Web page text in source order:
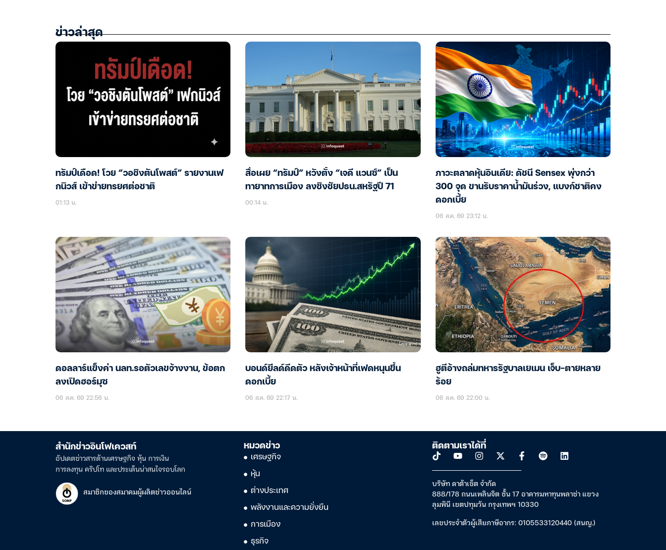
ข่าวล่าสุด
ทรัมป์เดือด! โวย “วอชิงตันโพสต์” รายงานเฟ
กนิวส์ เข้าข่ายทรยศต่อชาติ
01:13 น.
สื่อเผย “ทรัมป์” หวังตั้ง “เจดี แวนซ์” เป็น
ทายาทการเมือง ลงชิงชัยปธน.สหรัฐปี 71
00:14 น.
ภาวะตลาดหุ้นอินเดีย: ดัชนี Sensex พุ่งกว่า
300 จุด ขานรับราคาน้ำมันร่วง, แบงก์ชาติคง
ดอกเบี้ย
06 ส.ค. 69 23:12 น.
ดอลลาร์แข็งค่า นลท.รอตัวเลขจ้างงาน, ข้อตก
ลงเปิดฮอร์มุซ
06 ส.ค. 69 22:56 น.
บอนด์ยีลด์ดีดตัว หลังเจ้าหน้าที่เฟดหนุนขึ้น
ดอกเบี้ย
06 ส.ค. 69 22:17 น.
ฮูตีอ้างถล่มทหารรัฐบาลเยเมน เจ็บ-ตายหลาย
ร้อย
06 ส.ค. 69 22:00 น.
สำนักข่าวอินโฟเควสท์
อัปเดตข่าวสารด้านเศรษฐกิจ หุ้น การเงิน
การลงทุน คริปโท และประเด็นน่าสนใจรอบโลก
สมาชิกของสมาคมผู้ผลิตข่าวออนไลน์
หมวดข่าว
เศรษฐกิจ
หุ้น
ต่างประเทศ
พลังงานและความยั่งยืน
การเมือง
ธุรกิจ
ติดตามเราได้ที่
บริษัท ดาต้าเซ็ต จำกัด
888/178 ถนนเพลินจิต ชั้น 17 อาคารมหาทุนพลาซ่า แขวง
ลุมพินี เขตปทุมวัน กรุงเทพฯ 10330
เลขประจำตัวผู้เสียภาษีอากร: 0105533120440 (สนญ.)